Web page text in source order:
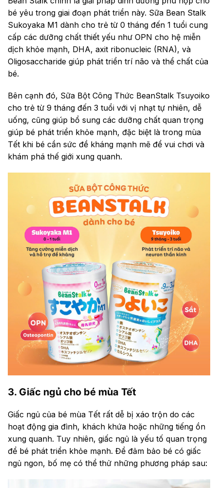
bé yêu trong giai đoạn phát triển này. Sữa Bean Stalk
Sukoyaka M1 dành cho trẻ từ 0 tháng đến 1 tuổi cung
cấp các dưỡng chất thiết yếu như OPN cho hệ miễn
dịch khỏe mạnh, DHA, axit ribonucleic (RNA), và
Oligosaccharide giúp phát triển trí não và thể chất của
bé.
Bên cạnh đó, Sữa Bột Công Thức BeanStalk Tsuyoiko
cho trẻ từ 9 tháng đến 3 tuổi với vị nhạt tự nhiên, dễ
uống, cũng giúp bổ sung các dưỡng chất quan trọng
giúp bé phát triển khỏe mạnh, đặc biệt là trong mùa
Tết khi bé cần sức đề kháng mạnh mẽ để vui chơi và
khám phá thế giới xung quanh.
3. Giấc ngủ cho bé mùa Tết
Giấc ngủ của bé mùa Tết rất dễ bị xáo trộn do các
hoạt động gia đình, khách khứa hoặc những tiếng ồn
xung quanh. Tuy nhiên, giấc ngủ là yếu tố quan trọng
để bé phát triển khỏe mạnh. Để đảm bảo bé có giấc
ngủ ngon, bố mẹ có thể thử những phương pháp sau: